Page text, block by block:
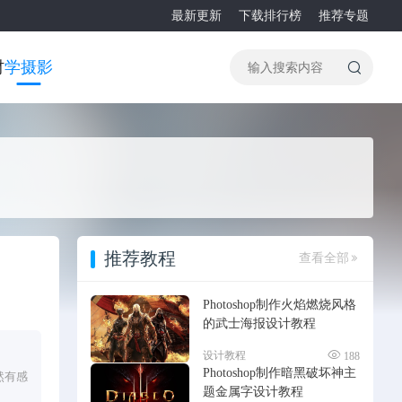
最新更新 下载排行榜 推荐专题
学摄影
有感
推荐教程 查看全部
Photoshop制作火焰燃烧风格
的武士海报设计教程
设计教程 188
Photoshop制作暗黑破坏神主
题金属字设计教程